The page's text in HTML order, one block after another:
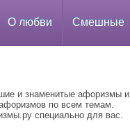
О любви Смешные
и знаменитые афоризмы и
по всем темам.
специально для вас.